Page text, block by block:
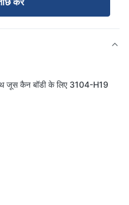
जूस कैन बॉडी के लिए 3104-H19